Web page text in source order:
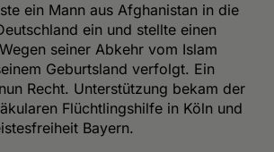
ein Mann aus Afghanistan in die
ein und stellte einen
seiner Abkehr vom Islam
Geburtsland verfolgt. Ein
Recht. Unterstützung bekam der
Flüchtlingshilfe in Köln und
Bayern.